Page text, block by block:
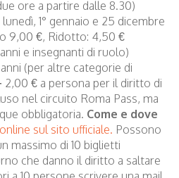
ore a partire dalle 8.30)
1° gennaio e 25 dicembre
9,00 €, Ridotto: 4,50 €
e insegnanti di ruolo)
(per altre categorie di
2,00 € a persona per il diritto di
nel circuito Roma Pass, ma
obbligatoria. Come e dove
online sul sito ufficiale. Possono
massimo di 10 biglietti
che danno il diritto a saltare